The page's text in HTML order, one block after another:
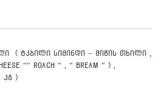
( ტკბილი სიმინდი – მიწის თხილი ,
““ roach “ , “ bream “ ) ,
კგ )